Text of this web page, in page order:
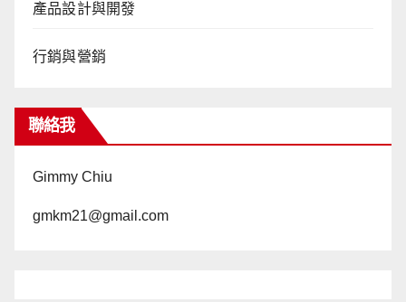
產品設計與開發
行銷與營銷
聯絡我
Gimmy Chiu
gmkm21@gmail.com